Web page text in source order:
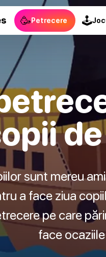
🥳Petrecere 🕹
sunt mereu
a face ziua
pe care
face